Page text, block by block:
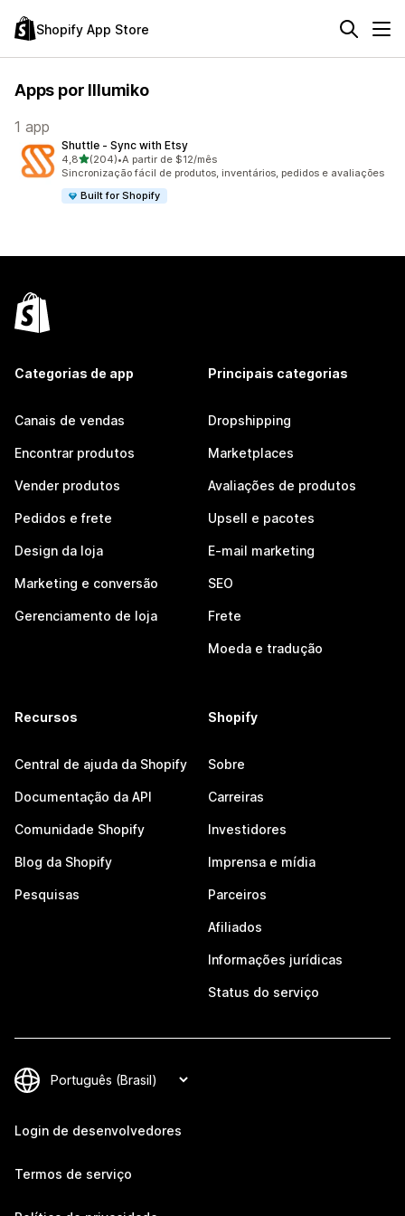
Shopify App Store
Apps por Illumiko
1 app
Shuttle ‑ Sync with Etsy
4,8de 5 estrelas
(204)
204 avaliações ao todo
•A partir de $12/mês
Sincronização fácil de produtos, inventários, pedidos e avaliações
Built for Shopify
Categorias de app
Canais de vendas
Encontrar produtos
Vender produtos
Pedidos e frete
Design da loja
Marketing e conversão
Gerenciamento de loja
Principais categorias
Dropshipping
Marketplaces
Avaliações de produtos
Upsell e pacotes
E-mail marketing
SEO
Frete
Moeda e tradução
Recursos
Central de ajuda da Shopify
Documentação da API
Comunidade Shopify
Blog da Shopify
Pesquisas
Shopify
Sobre
Carreiras
Investidores
Imprensa e mídia
Parceiros
Afiliados
Informações jurídicas
Status do serviço
Login de desenvolvedores
Termos de serviço